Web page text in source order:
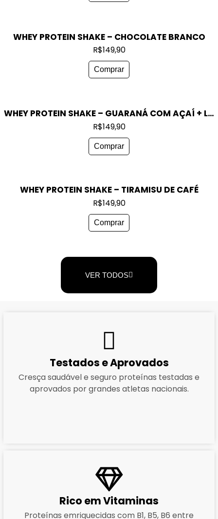
WHEY PROTEIN SHAKE – CHOCOLATE BRANCO
R$149,90
Comprar
WHEY PROTEIN SHAKE – GUARANÁ COM AÇAÍ + LEITE CONDENSADO
R$149,90
Comprar
WHEY PROTEIN SHAKE – TIRAMISU DE CAFÉ
R$149,90
Comprar
VER TODOS
Testados e Aprovados
Cresça saudável e seguro proteínas testadas e
aprovados por grandes atletas nacionais.
Rico em Vitaminas
Proteínas emriquecidas com B1, B5, B6 entre